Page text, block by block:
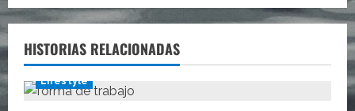
HISTORIAS RELACIONADAS
Lifestyle